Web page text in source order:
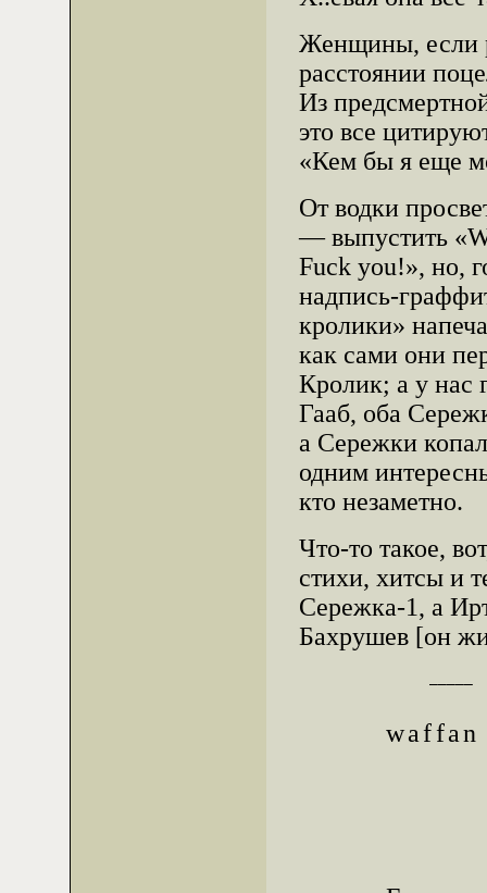
Женщины, если
расстоянии
Из
это все
«Кем бы я еще
От водки
— выпустить
Fuck you!», но,
надпись-
кролики»
как сами они
Кролик; а у нас
Гааб, оба
а Сережки
одним
кто незаметно.
Что-то такое,
стихи, хитсы и
Сережка-1, а
Бахрушев [он